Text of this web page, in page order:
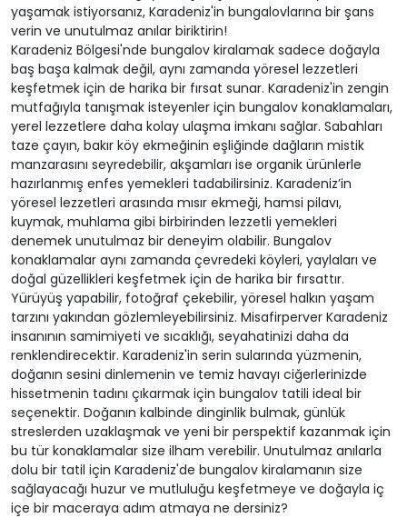
yaşamak istiyorsanız, Karadeniz'in bungalovlarına bir şans
verin ve unutulmaz anılar biriktirin!
Karadeniz Bölgesi'nde bungalov kiralamak sadece doğayla
baş başa kalmak değil, aynı zamanda yöresel lezzetleri
keşfetmek için de harika bir fırsat sunar. Karadeniz'in zengin
mutfağıyla tanışmak isteyenler için bungalov konaklamaları,
yerel lezzetlere daha kolay ulaşma imkanı sağlar. Sabahları
taze çayın, bakır köy ekmeğinin eşliğinde dağların mistik
manzarasını seyredebilir, akşamları ise organik ürünlerle
hazırlanmış enfes yemekleri tadabilirsiniz. Karadeniz’in
yöresel lezzetleri arasında mısır ekmeği, hamsi pilavı,
kuymak, muhlama gibi birbirinden lezzetli yemekleri
denemek unutulmaz bir deneyim olabilir. Bungalov
konaklamalar aynı zamanda çevredeki köyleri, yaylaları ve
doğal güzellikleri keşfetmek için de harika bir fırsattır.
Yürüyüş yapabilir, fotoğraf çekebilir, yöresel halkın yaşam
tarzını yakından gözlemleyebilirsiniz. Misafirperver Karadeniz
insanının samimiyeti ve sıcaklığı, seyahatinizi daha da
renklendirecektir. Karadeniz'in serin sularında yüzmenin,
doğanın sesini dinlemenin ve temiz havayı ciğerlerinizde
hissetmenin tadını çıkarmak için bungalov tatili ideal bir
seçenektir. Doğanın kalbinde dinginlik bulmak, günlük
streslerden uzaklaşmak ve yeni bir perspektif kazanmak için
bu tür konaklamalar size ilham verebilir. Unutulmaz anılarla
dolu bir tatil için Karadeniz'de bungalov kiralamanın size
sağlayacağı huzur ve mutluluğu keşfetmeye ve doğayla iç
içe bir maceraya adım atmaya ne dersiniz?